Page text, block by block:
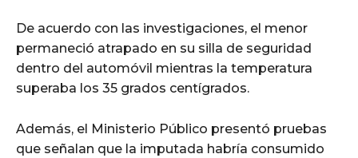
De acuerdo con las investigaciones, el menor
permaneció atrapado en su silla de seguridad
dentro del automóvil mientras la temperatura
superaba los 35 grados centígrados.
Además, el Ministerio Público presentó pruebas
que señalan que la imputada habría consumido